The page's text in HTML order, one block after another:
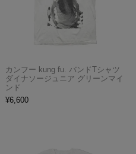
カンフー kung fu. バンドTシャツ
ダイナソージュニア グリーンマイ
ンド
¥6,600